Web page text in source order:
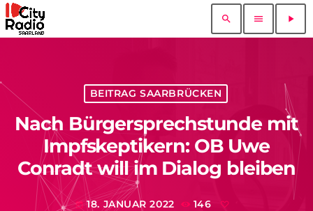
search menu play_arrow
BEITRAG SAARBRÜCKEN
Nach Bürgersprechstunde mit
Impfskeptikern: OB Uwe
Conradt will im Dialog bleiben
today 18. JANUAR 2022 146